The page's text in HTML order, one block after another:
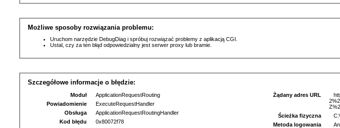
Możliwe sposoby rozwiązania problemu:
Uruchom narzędzie DebugDiag i spróbuj rozwiązać problemy z aplikacją CGI.
Ustal, czy za ten błąd odpowiedzialny jest serwer proxy lub bramie.
Szczegółowe informacje o błędzie:
Moduł
ApplicationRequestRouting
Powiadomienie
ExecuteRequestHandler
Obsługa
ApplicationRequestRoutingHandler
Kod błędu
0x80072f78
Żądany adres URL
Ścieżka fizyczna
Metoda logowania